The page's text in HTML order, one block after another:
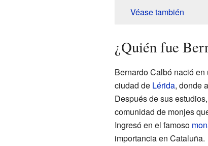
Véase también
¿Quién fue
Bernardo Calbó nació
ciudad de Lérida, donde
Después de sus
comunidad de monjes
Ingresó en el famoso
importancia en Cataluña.